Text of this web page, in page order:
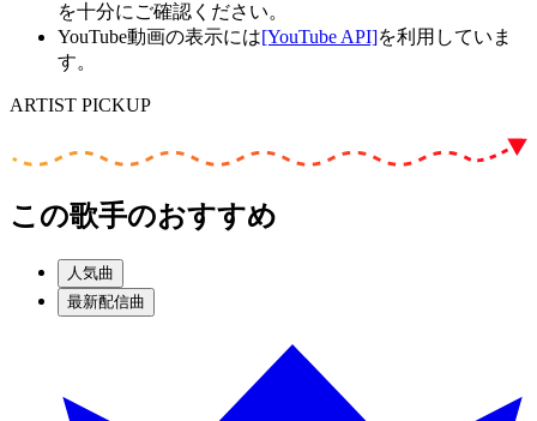
を十分にご確認ください。
YouTube動画の表示には[YouTube API]を利用していま
す。
ARTIST PICKUP
この歌手のおすすめ
人気曲
最新配信曲